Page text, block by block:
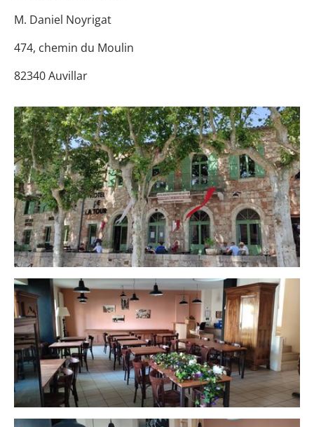
M. Daniel Noyrigat
474, chemin du Moulin
82340 Auvillar